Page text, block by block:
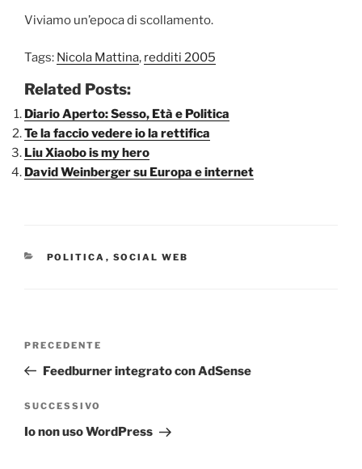
Viviamo un’epoca di scollamento.
Tags: Nicola Mattina, redditi 2005
Related Posts:
Diario Aperto: Sesso, Età e Politica
Te la faccio vedere io la rettifica
Liu Xiaobo is my hero
David Weinberger su Europa e internet
CATEGORIE
POLITICA , SOCIAL WEB
Articolo
precedente:
PRECEDENTE
Feedburner integrato con AdSense
Articolo
successivo
SUCCESSIVO
Io non uso WordPress